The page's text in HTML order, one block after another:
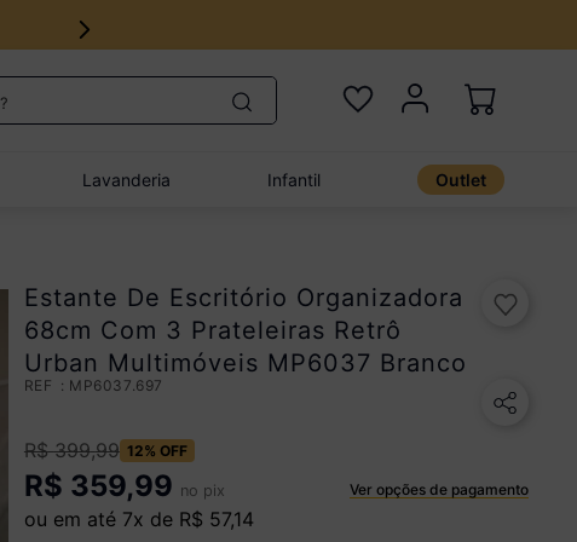
Lavanderia Infantil Outlet
Estante De Escritório Organizadora
68cm Com 3 Prateleiras Retrô
Urban Multimóveis MP6037 Branco
: MP6037.697
R$ 399,99 12% OFF
R$ 359,99 no pix Ver opções de pagamento
ou em até 7x de R$ 57,14